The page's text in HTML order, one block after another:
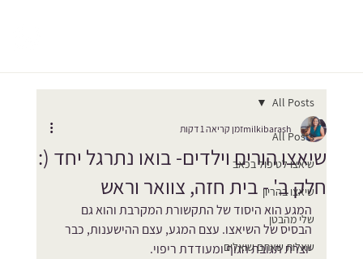
All Posts
שיאצו לטיפול בכאב
שיאצו בהריון
שלי מהבטן
שאלות שאתם שואלים
All Posts
שיאצו הורים וילדים- בואו נתרגל יחד (:
חלק ב' - בית חזה, צוואר וראש
milkibarashזמן קריאה 1 דקות
המגע הוא היסוד של התקשורת המקרבת והוא גם
הבסיס של השיאצו. עצם המגע, עצם ההישענות, כבר
יוצרת תגובת הגוף ומעודדת ריפוי.